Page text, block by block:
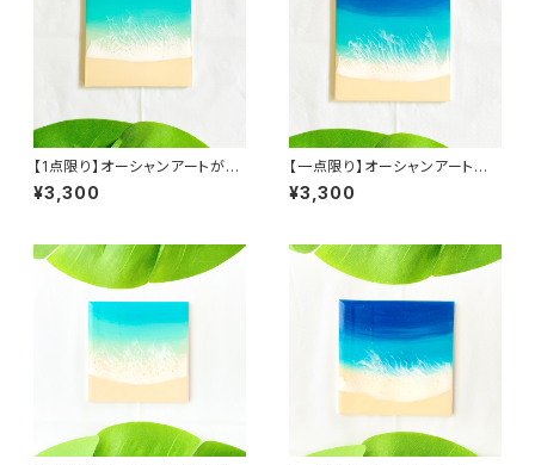
【1点限り】オーシャンアートが初
めての方に♪スクエアミニアー
ト ヨロンブルー (10cm × 10c
砂浜 青 ブルー グラデーション
誕生日 記念日
¥3,300
【一点限り】オーシャンアートが
初めての方に♪スクエアミニア
ート オーシャンブルー (10cm ×
チ 砂浜 青 ブルー グラデーショ
ン 誕生日 記念日
¥3,300